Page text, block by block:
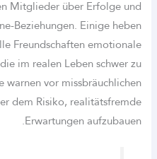
Forum berichten Mitglieder
in Online-
sie durch virtuelle
finden, die im realen
ist. Andere warnen vor
Betrügern oder dem Risiko,